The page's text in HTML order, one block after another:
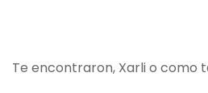
Te encontraron, Xarli o como